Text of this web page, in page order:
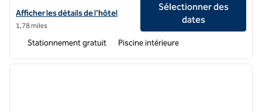
Afficher les détails de l'hôtel Hilton Garden Inn Meridian
Afficher les détails de l'hôtel
1,78 miles
Sélectionner des
dates
Stationnement gratuit Piscine intérieure
1 sur 8